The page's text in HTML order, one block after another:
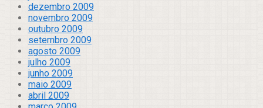
dezembro 2009
novembro 2009
outubro 2009
setembro 2009
agosto 2009
julho 2009
junho 2009
maio 2009
abril 2009